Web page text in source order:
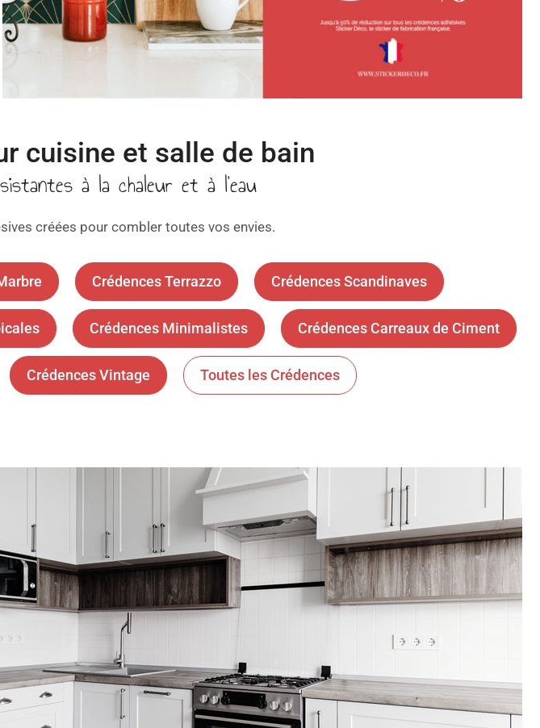
cuisine et salle de bain
à la chaleur et à l'eau
créées pour combler toutes vos envies.
Crédences Terrazzo Crédences Scandinaves
Crédences Minimalistes Crédences Carreaux de Ciment
Crédences Vintage Toutes les Crédences